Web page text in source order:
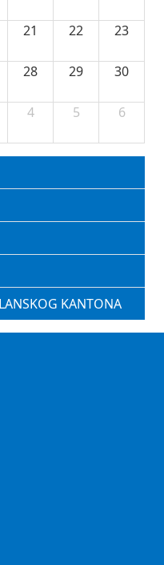
21 22 23
28 29 30
4 5 6
KANTONA